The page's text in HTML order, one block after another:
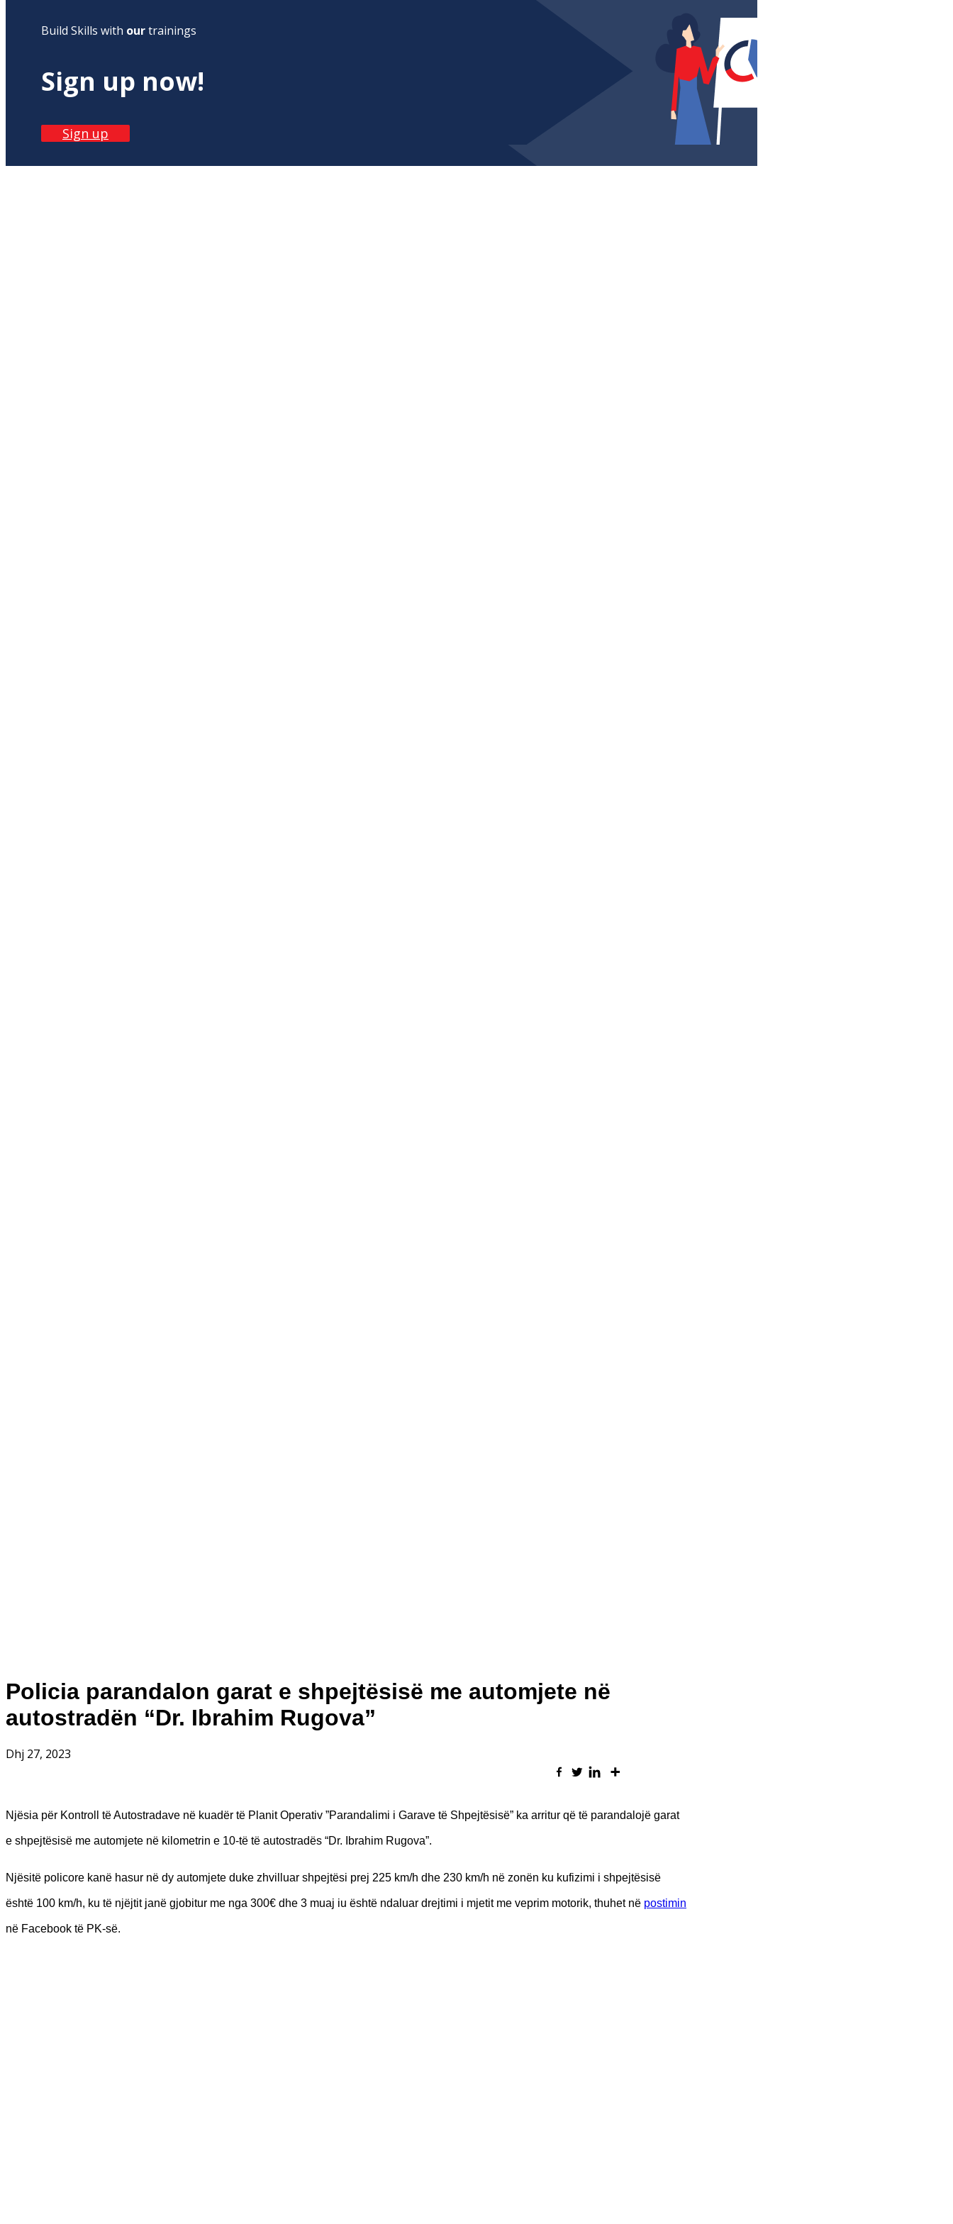
Build Skills with ourtrainings
Sign up now!
Sign up
Policia parandalon garat e shpejtësisë me automjete në
autostradën “Dr. Ibrahim Rugova”
Dhj 27, 2023
Njësia për Kontroll të Autostradave në kuadër të Planit Operativ ”Parandalimi i Garave të Shpejtësisë” ka arritur që të parandalojë garat
e shpejtësisë me automjete në kilometrin e 10-të të autostradës “Dr. Ibrahim Rugova”.
Njësitë policore kanë hasur në dy automjete duke zhvilluar shpejtësi prej 225 km/h dhe 230 km/h në zonën ku kufizimi i shpejtësisë
është 100 km/h, ku të njëjtit janë gjobitur me nga 300€ dhe 3 muaj iu është ndaluar drejtimi i mjetit me veprim motorik, thuhet në postimin
në Facebook të PK-së.